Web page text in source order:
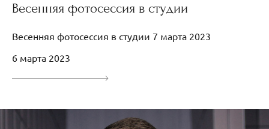
Весенняя фотосессия в студии
Весенняя фотосессия в студии 7 марта 2023
6 марта 2023